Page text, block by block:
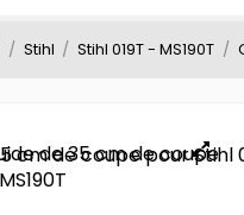
Stihl Stihl 019T - MS190T